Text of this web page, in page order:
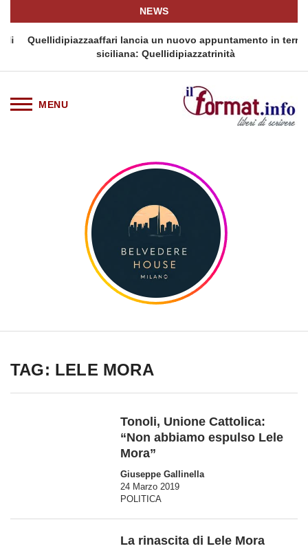
NEWS
Quellidipiazzaaffari lancia un nuovo appuntamento in terra
siciliana: Quellidipiazzatrinità
TAG: LELE MORA
Tonoli, Unione Cattolica:
“Non abbiamo espulso Lele
Mora”
Giuseppe Gallinella
24 Marzo 2019
POLITICA
La rinascita di Lele Mora